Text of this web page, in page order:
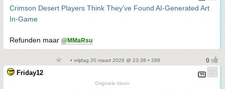
Crimson Desert Players Think They've Found AI-Generated Art
In-Game
Refunden maar @MMaRsu
• vrijdag 20 maart 2026 @ 23:38 • 288
Friday12
Originele kloon